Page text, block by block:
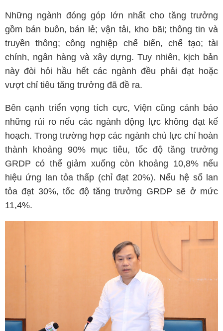
Những ngành đóng góp lớn nhất cho tăng trưởng
gồm bán buôn, bán lẻ; vận tải, kho bãi; thông tin và
truyền thông; công nghiệp chế biến, chế tạo; tài
chính, ngân hàng và xây dựng. Tuy nhiên, kịch bản
này đòi hỏi hầu hết các ngành đều phải đạt hoặc
vượt chỉ tiêu tăng trưởng đã đề ra.
Bên cạnh triển vọng tích cực, Viện cũng cảnh báo
những rủi ro nếu các ngành động lực không đạt kế
hoạch. Trong trường hợp các ngành chủ lực chỉ hoàn
thành khoảng 90% mục tiêu, tốc độ tăng trưởng
GRDP có thể giảm xuống còn khoảng 10,8% nếu
hiệu ứng lan tỏa thấp (chỉ đạt 20%). Nếu hệ số lan
tỏa đạt 30%, tốc độ tăng trưởng GRDP sẽ ở mức
11,4%.